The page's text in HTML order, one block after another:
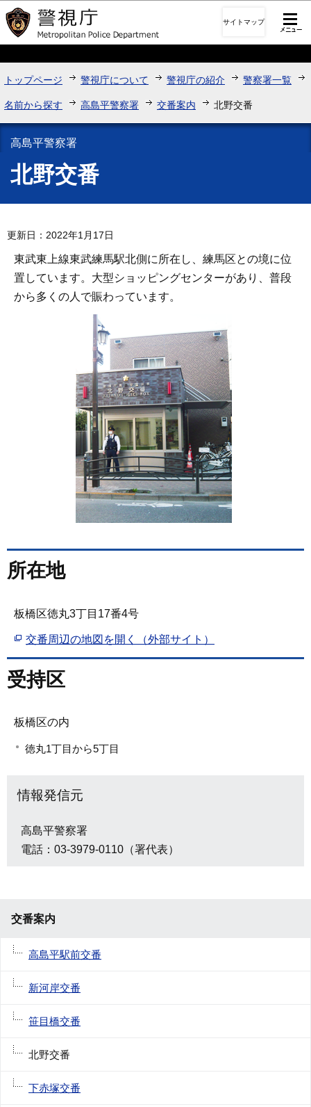
このページの本文へ移動
サイトマップ
トップページ 警視庁について 警視庁の紹介 警察署一覧
名前から探す 高島平警察署 交番案内 北野交番
高島平警察署
北野交番
更新日：2022年1月17日
東武東上線東武練馬駅北側に所在し、練馬区との境に位
置しています。大型ショッピングセンターがあり、普段
から多くの人で賑わっています。
所在地
板橋区徳丸3丁目17番4号
交番周辺の地図を開く（外部サイト）
受持区
板橋区の内
徳丸1丁目から5丁目
情報発信元
高島平警察署
電話：03-3979-0110（署代表）
交番案内
高島平駅前交番
新河岸交番
笹目橋交番
北野交番
下赤塚交番